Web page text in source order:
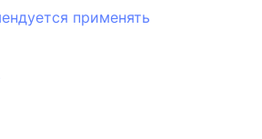
применять